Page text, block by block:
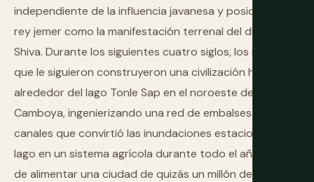
independiente de la influencia javanesa y posicionó al
rey jemer como la manifestación terrenal del dios hindú
Shiva. Durante los siguientes cuatro siglos, los reyes
que le siguieron construyeron una civilización hidráulica
alrededor del lago Tonle Sap en el noroeste de
Camboya, ingenierizando una red de embalses y
canales que convirtió las inundaciones estacionales del
lago en un sistema agrícola durante todo el año capaz
de alimentar una ciudad de quizás un millón de